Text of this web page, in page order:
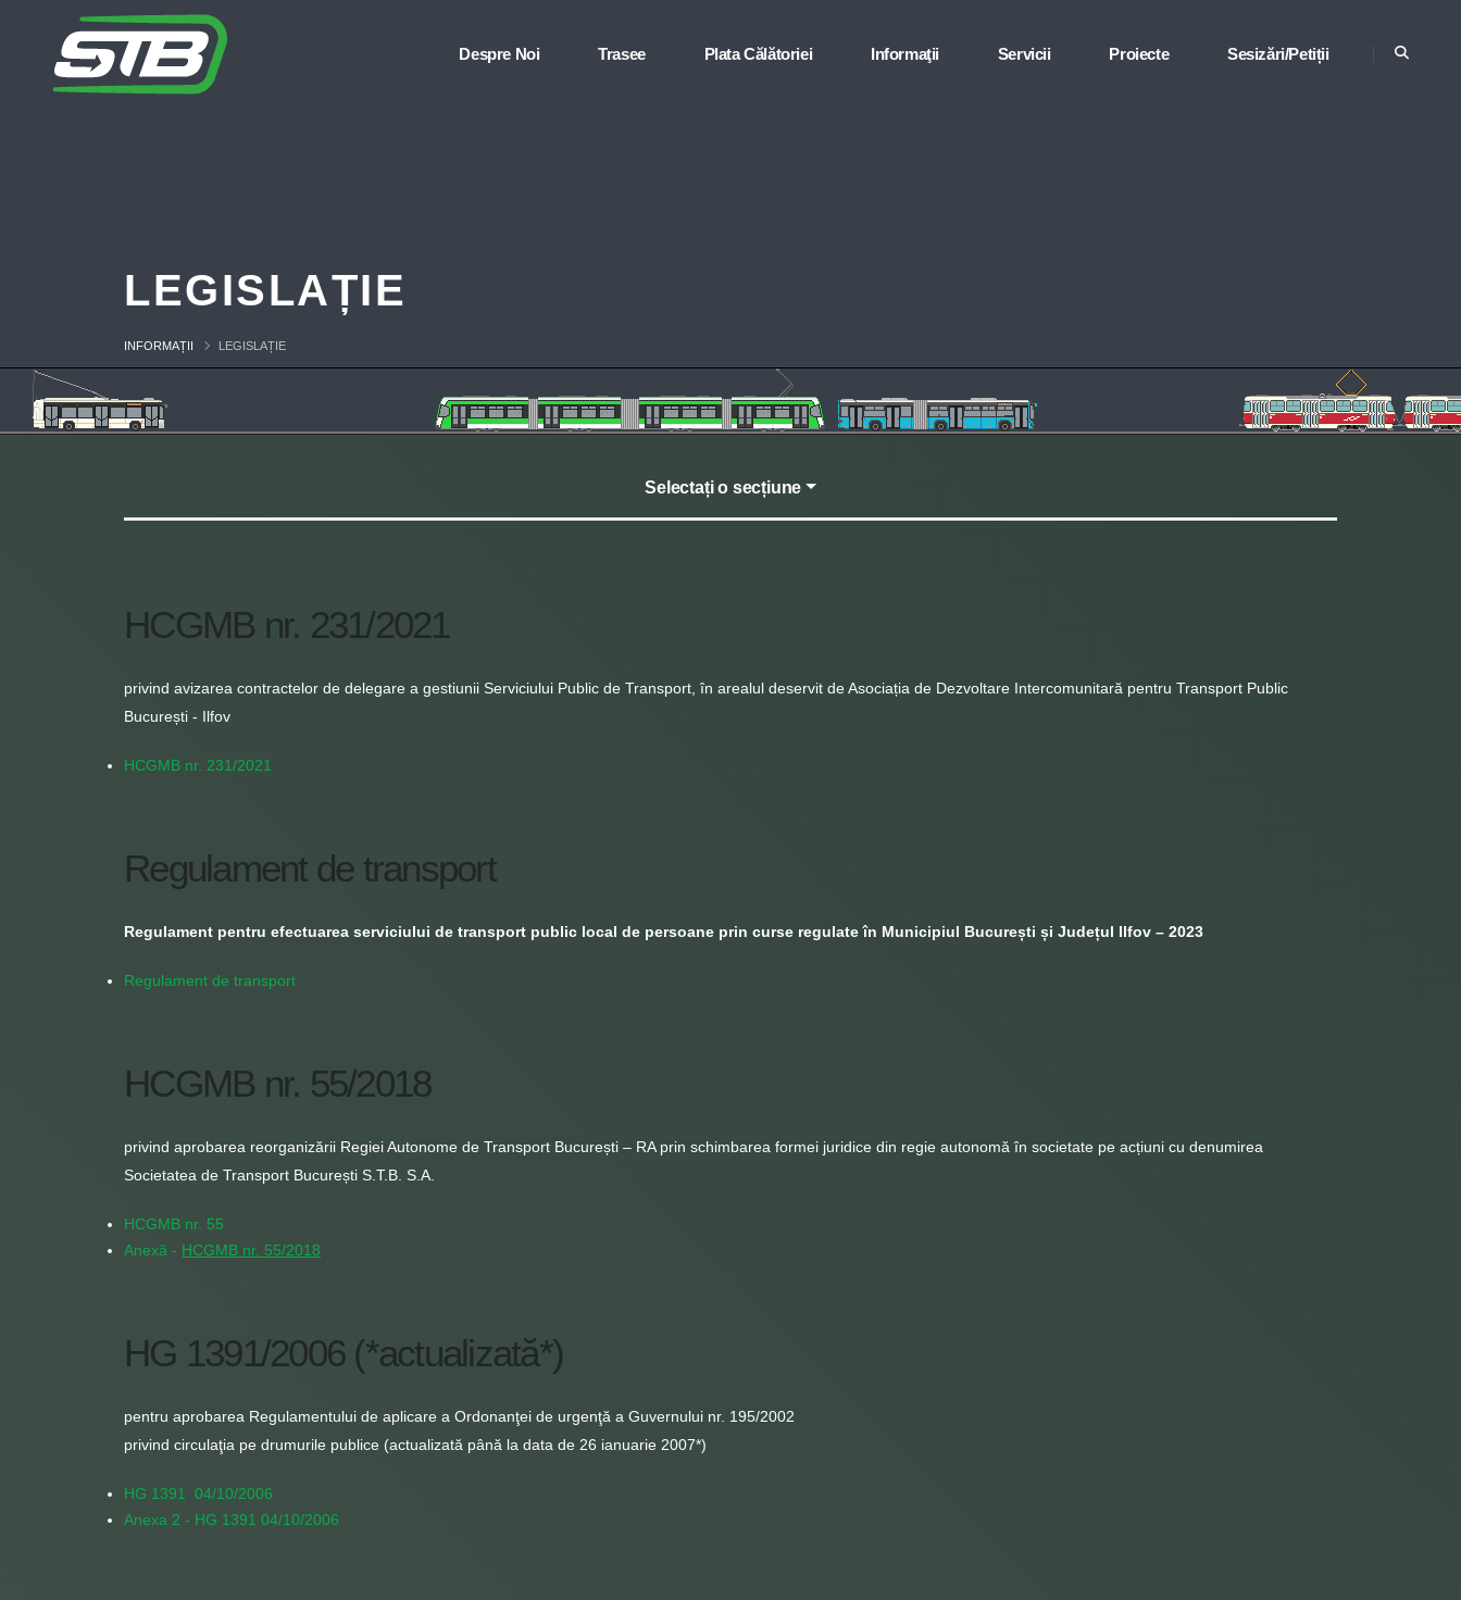
Despre Noi Trasee Plata Călătoriei Informaţii Servicii Proiecte Sesizări/Petiții
LEGISLAȚIE
INFORMAȚII LEGISLAȚIE
Selectați o secțiune
HCGMB nr. 231/2021
privind avizarea contractelor de delegare a gestiunii Serviciului Public de Transport, în arealul deservit de Asociația de Dezvoltare Intercomunitară pentru Transport Public
București - Ilfov
HCGMB nr. 231/2021
Regulament de transport
Regulament pentru efectuarea serviciului de transport public local de persoane prin curse regulate în Municipiul București și Județul Ilfov – 2023
Regulament de transport
HCGMB nr. 55/2018
privind aprobarea reorganizării Regiei Autonome de Transport București – RA prin schimbarea formei juridice din regie autonomă în societate pe acțiuni cu denumirea
Societatea de Transport București S.T.B. S.A.
HCGMB nr. 55
Anexă - HCGMB nr. 55/2018
HG 1391/2006 (*actualizată*)
pentru aprobarea Regulamentului de aplicare a Ordonanţei de urgenţă a Guvernului nr. 195/2002
privind circulaţia pe drumurile publice (actualizată până la data de 26 ianuarie 2007*)
HG 1391 04/10/2006
Anexa 2 - HG 1391 04/10/2006